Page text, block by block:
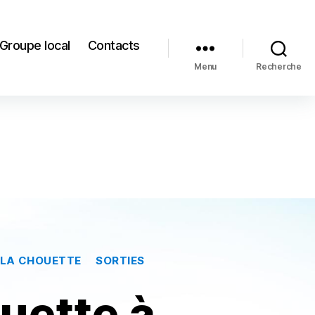
local Contacts
Menu Recherche
CHOUETTE SORTIES